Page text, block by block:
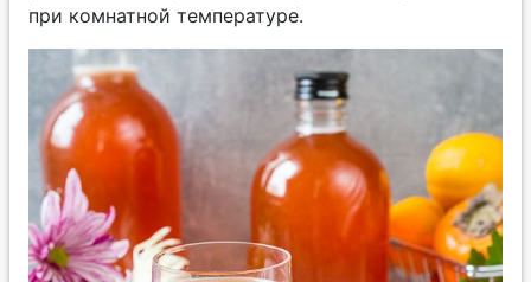
при комнатной температуре.